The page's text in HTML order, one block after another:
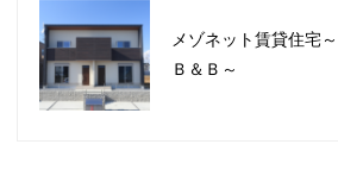
メゾネット賃貸住宅～
Ｂ＆Ｂ～